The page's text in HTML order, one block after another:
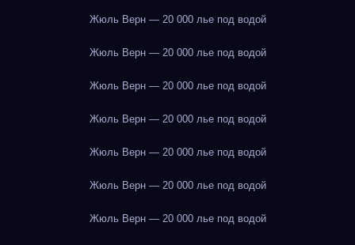
Жюль Верн — 20 000 лье под водой
Жюль Верн — 20 000 лье под водой
Жюль Верн — 20 000 лье под водой
Жюль Верн — 20 000 лье под водой
Жюль Верн — 20 000 лье под водой
Жюль Верн — 20 000 лье под водой
Жюль Верн — 20 000 лье под водой